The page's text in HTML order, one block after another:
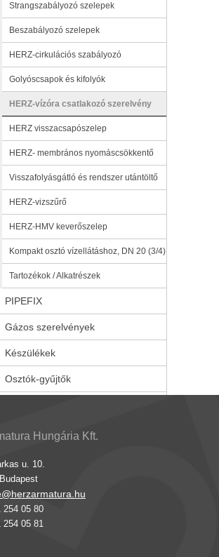
Strangszabályozó szelepek
Beszabályozó szelepek
HERZ-cirkulációs szabályozó
Golyóscsapok és kifolyók
HERZ-vízóra csatlakozó szerelvény
HERZ visszacsapószelep
HERZ- membrános nyomáscsökkentő
Visszafolyásgátló és rendszer utántöltő
HERZ-vizszűrő
HERZ-HMV keverőszelep
Kompakt osztó vízellátáshoz, DN 20 (3/4)
Tartozékok / Alkatrészek
PIPEFIX
Gázos szerelvények
Készülékek
Osztók-gyűjtők
Hungária Kft.
u. 10.
254 05 80
254 05 81